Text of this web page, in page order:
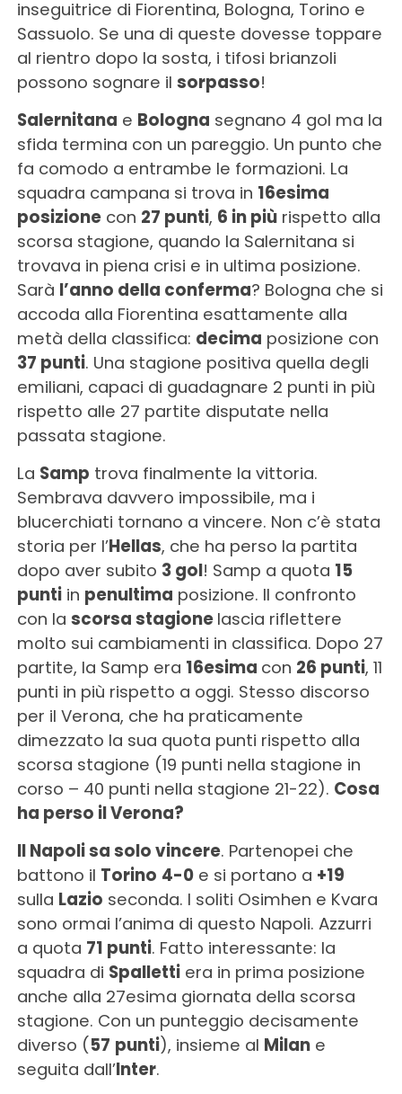
inseguitrice di Fiorentina, Bologna, Torino e
Sassuolo. Se una di queste dovesse toppare
al rientro dopo la sosta, i tifosi brianzoli
possono sognare il sorpasso!
Salernitana e Bologna segnano 4 gol ma la
sfida termina con un pareggio. Un punto che
fa comodo a entrambe le formazioni. La
squadra campana si trova in 16esima
posizionecon 27 punti, 6 in piùrispetto alla
scorsa stagione, quando la Salernitana si
trovava in piena crisi e in ultima posizione.
Sarà l’anno della conferma? Bologna che si
accoda alla Fiorentina esattamente alla
metà della classifica: decima posizione con
37 punti. Una stagione positiva quella degli
emiliani, capaci di guadagnare 2 punti in più
rispetto alle 27 partite disputate nella
passata stagione.
La Samp trova finalmente la vittoria.
Sembrava davvero impossibile, ma i
blucerchiati tornano a vincere. Non c’è stata
storia per l’Hellas, che ha perso la partita
dopo aver subito 3 gol! Samp a quota 15
puntiin penultima posizione. Il confronto
con la scorsa stagione lascia riflettere
molto sui cambiamenti in classifica. Dopo 27
partite, la Samp era 16esima con 26 punti, 11
punti in più rispetto a oggi. Stesso discorso
per il Verona, che ha praticamente
dimezzato la sua quota punti rispetto alla
scorsa stagione (19 punti nella stagione in
corso – 40 punti nella stagione 21-22). Cosa
ha perso il Verona?
Il Napoli sa solo vincere. Partenopei che
battono il Torino 4-0e si portano a +19
sulla Lazio seconda. I soliti Osimhen e Kvara
sono ormai l’anima di questo Napoli. Azzurri
a quota 71 punti. Fatto interessante: la
squadra di Spallettiera in prima posizione
anche alla 27esima giornata della scorsa
stagione. Con un punteggio decisamente
diverso (57 punti), insieme al Milane
seguita dall’Inter.